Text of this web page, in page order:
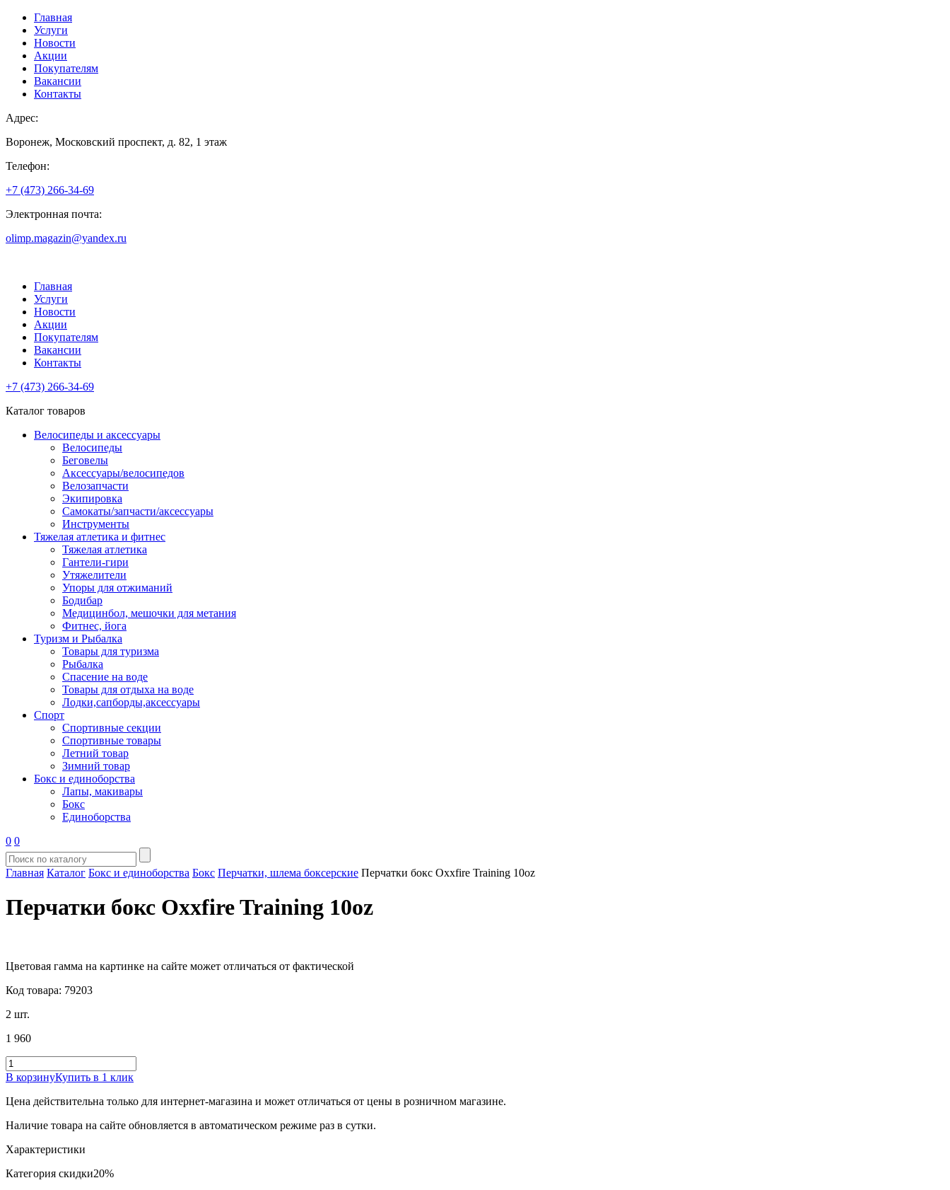
Главная
Услуги
Новости
Акции
Покупателям
Вакансии
Контакты
Адрес:
Воронеж, Московский проспект, д. 82, 1 этаж
Телефон:
+7 (473) 266-34-69
Электронная почта:
olimp.magazin@yandex.ru
Главная
Услуги
Новости
Акции
Покупателям
Вакансии
Контакты
+7 (473) 266-34-69
Каталог товаров
Велосипеды и аксессуары
Велосипеды
Беговелы
Аксессуары/велосипедов
Велозапчасти
Экипировка
Самокаты/запчасти/аксессуары
Инструменты
Тяжелая атлетика и фитнес
Тяжелая атлетика
Гантели-гири
Утяжелители
Упоры для отжиманий
Бодибар
Медицинбол, мешочки для метания
Фитнес, йога
Туризм и Рыбалка
Товары для туризма
Рыбалка
Спасение на воде
Товары для отдыха на воде
Лодки,сапборды,аксессуары
Спорт
Спортивные секции
Спортивные товары
Летний товар
Зимний товар
Бокс и единоборства
Лапы, макивары
Бокс
Единоборства
0 0
Главная Каталог Бокс и единоборства Бокс Перчатки, шлема боксерские Перчатки бокс Oxxfire Training 10oz
Перчатки бокс Oxxfire Training 10oz
Цветовая гамма на картинке на сайте может отличаться от фактической
Код товара: 79203
2 шт.
1 960
В корзинуКупить в 1 клик
Цена действительна только для интернет-магазина и может отличаться от цены в розничном магазине.
Наличие товара на сайте обновляется в автоматическом режиме раз в сутки.
Характеристики
Категория скидки20%